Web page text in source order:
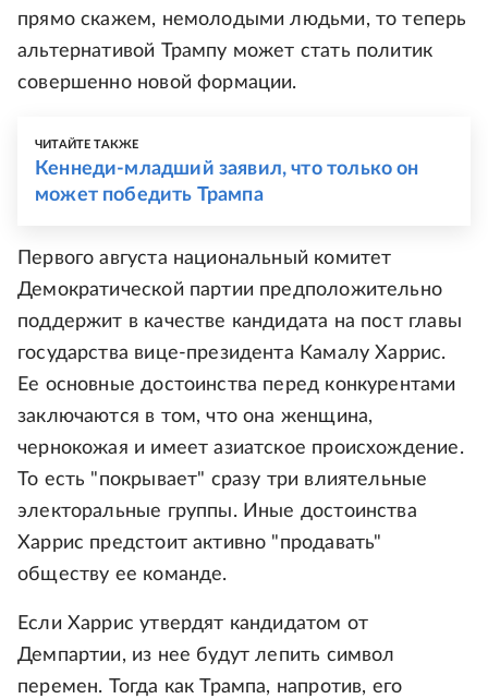
прямо скажем, немолодыми людьми, то теперь
альтернативой Трампу может стать политик
совершенно новой формации.
ЧИТАЙТЕ ТАКЖЕ
Кеннеди-младший заявил, что только он
может победить Трампа
Первого августа национальный комитет
Демократической партии предположительно
поддержит в качестве кандидата на пост главы
государства вице-президента Камалу Харрис.
Ее основные достоинства перед конкурентами
заключаются в том, что она женщина,
чернокожая и имеет азиатское происхождение.
То есть "покрывает" сразу три влиятельные
электоральные группы. Иные достоинства
Харрис предстоит активно "продавать"
обществу ее команде.
Если Харрис утвердят кандидатом от
Демпартии, из нее будут лепить символ
перемен. Тогда как Трампа, напротив, его